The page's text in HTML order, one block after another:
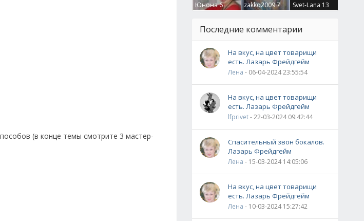
(в конце темы смотрите 3 мастер-
Юнона6 zakko20097 Svet-Lana 13
Последние комментарии
На вкус, на цвет товарищи
есть. Лазарь Фрейдгейм
Лена - 06-04-2024 23:55:54
На вкус, на цвет товарищи
есть. Лазарь Фрейдгейм
lfprivet- 22-03-2024 09:42:44
Спасительный звон бокалов.
Лазарь Фрейдгейм
Лена - 15-03-2024 14:05:06
На вкус, на цвет товарищи
есть. Лазарь Фрейдгейм
Лена - 10-03-2024 15:27:42